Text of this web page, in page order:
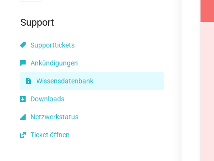
Support
Supporttickets
Ankündigungen
Wissensdatenbank
Downloads
Netzwerkstatus
Ticket öffnen